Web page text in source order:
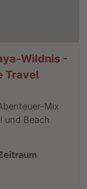
Wildnis -
Travel
Mix
und Beach